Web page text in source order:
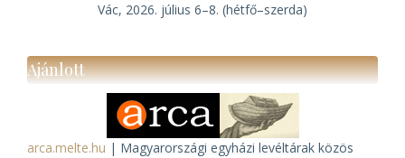
Vác, 2026. július 6–8. (hétfő–szerda)
Ajánlott
arca.melte.hu | Magyarországi egyházi levéltárak közös